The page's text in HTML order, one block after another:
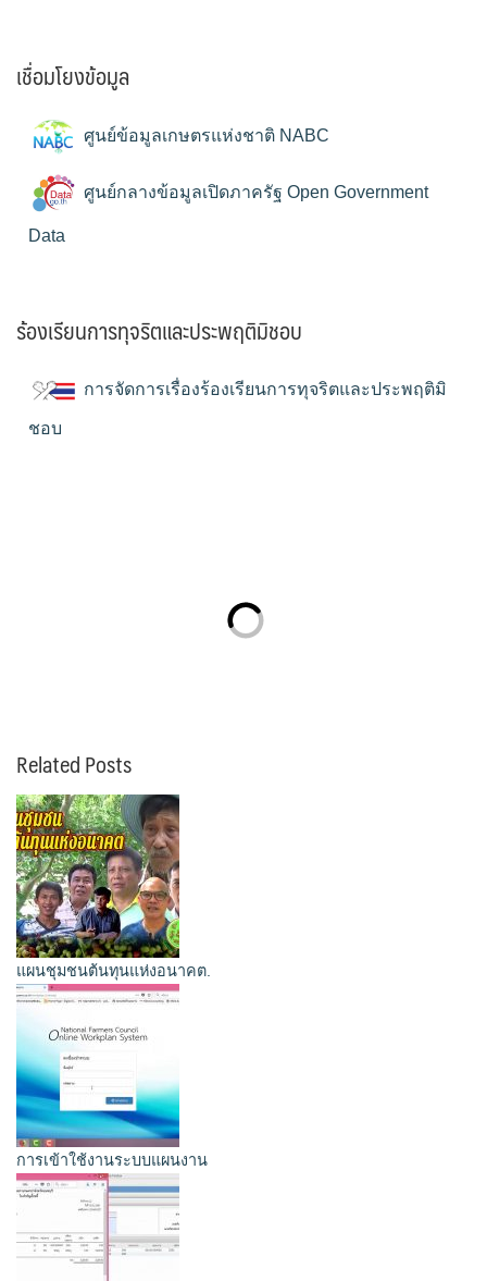
เชื่อมโยงข้อมูล
ศูนย์ข้อมูลเกษตรแห่งชาติ NABC
ศูนย์กลางข้อมูลเปิดภาครัฐ Open Government
Data
ร้องเรียนการทุจริตและประพฤติมิชอบ
การจัดการเรื่องร้องเรียนการทุจริตและประพฤติมิ
ชอบ
Related Posts
แผนชุมชนต้นทุนแห่งอนาคต.
การเข้าใช้งานระบบแผนงาน